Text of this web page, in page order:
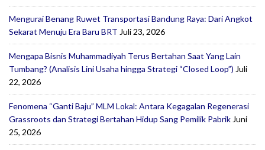
Mengurai Benang Ruwet Transportasi Bandung Raya: Dari Angkot
Sekarat Menuju Era Baru BRT Juli 23, 2026
Mengapa Bisnis Muhammadiyah Terus Bertahan Saat Yang Lain
Tumbang? (Analisis Lini Usaha hingga Strategi “Closed Loop”) Juli
22, 2026
Fenomena “Ganti Baju” MLM Lokal: Antara Kegagalan Regenerasi
Grassroots dan Strategi Bertahan Hidup Sang Pemilik Pabrik Juni
25, 2026